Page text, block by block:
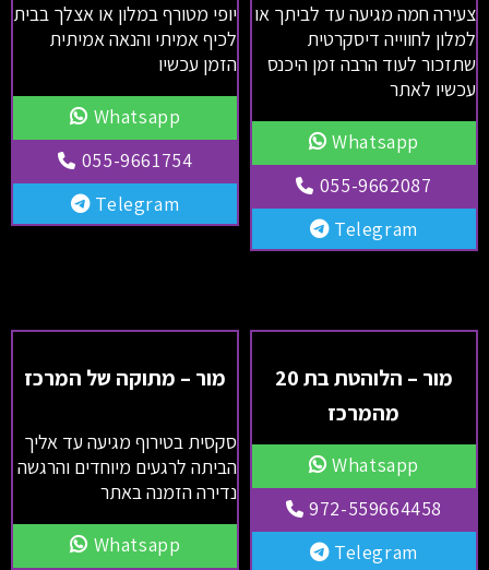
צעירה חמה מגיעה עד לביתך או
למלון לחווייה דיסקרטית
שתזכור לעוד הרבה זמן היכנס
עכשיו לאתר
Whatsapp
055-9662087
Telegram
יופי מטורף במלון או אצלך בבית
לכיף אמיתי והנאה אמיתית
הזמן עכשיו
Whatsapp
055-9661754
Telegram
מור – הלוהטת בת 20
מהמרכז
Whatsapp
972-559664458
Telegram
מור – מתוקה של המרכז
סקסית בטירוף מגיעה עד אליך
הביתה לרגעים מיוחדים והרגשה
נדירה הזמנה באתר
Whatsapp